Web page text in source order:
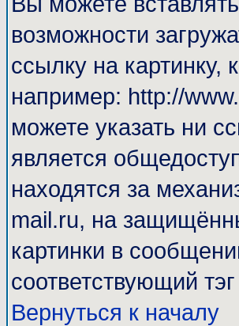
возможности
ссылку на картинку,
например: http://
можете указать ни
является
находятся за
mail.ru, на
картинки в
соответствующий
Вернуться к началу